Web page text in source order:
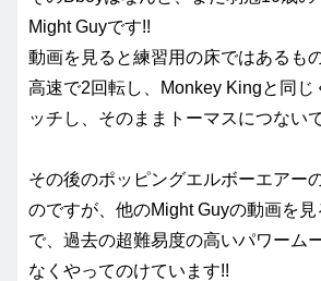
Might Guyです!!
動画を見ると練習用の床ではあるも
高速で2回転し、Monkey Kingと同じ
ッチし、そのままトーマスにつない
その後のポッピングエルボーエアー
のですが、他のMight Guyの動画を
で、過去の超難易度の高いパワーム
なくやってのけています!!